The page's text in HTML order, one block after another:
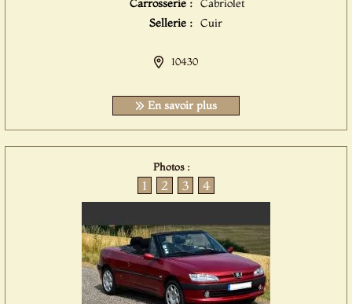
Carrosserie : Cabriolet
Sellerie : Cuir
10430
En savoir plus
Photos :
1 2 3 4